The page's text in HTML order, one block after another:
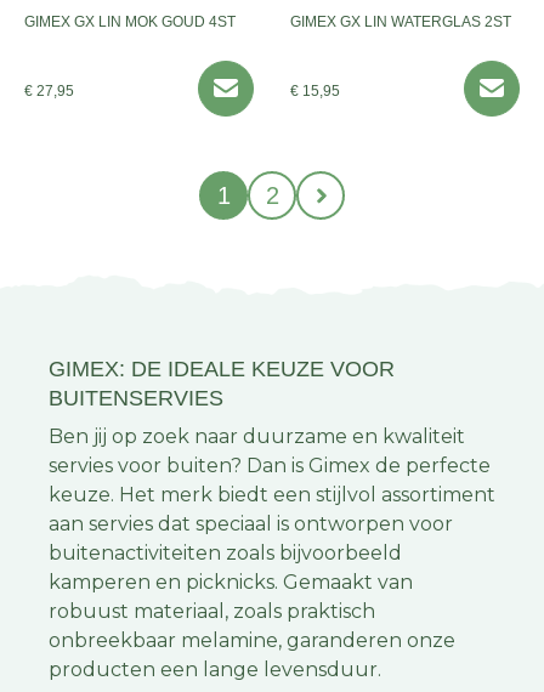
GIMEX GX LIN MOK GOUD 4ST
€ 27,95
GIMEX GX LIN WATERGLAS 2ST
€ 15,95
1 2
GIMEX: DE IDEALE KEUZE VOOR
BUITENSERVIES
Ben jij op zoek naar duurzame en kwaliteit
servies voor buiten? Dan is Gimex de perfecte
keuze. Het merk biedt een stijlvol assortiment
aan servies dat speciaal is ontworpen voor
buitenactiviteiten zoals bijvoorbeeld
kamperen en picknicks. Gemaakt van
robuust materiaal, zoals praktisch
onbreekbaar melamine, garanderen onze
producten een lange levensduur.